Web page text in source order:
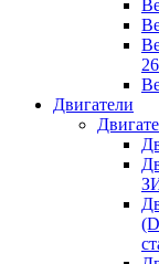
Двигатели